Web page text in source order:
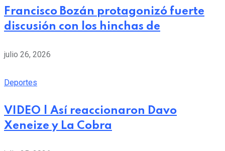
Francisco Bozán protagonizó fuerte
discusión con los hinchas de
julio 26, 2026
Deportes
VIDEO | Así reaccionaron Davo
Xeneize y La Cobra